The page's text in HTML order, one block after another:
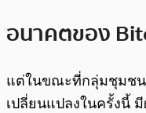
อนาคตของ
แต่ในขณะที่กลุ่มชุมชน
เปลี่ยนแปลงในครั้งนี้